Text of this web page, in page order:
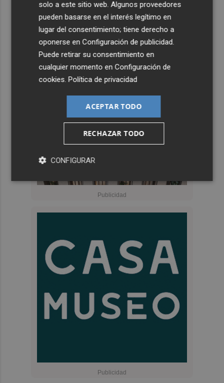
solo a este sitio web. Algunos proveedores
pueden basarse en el interés legítimo en
lugar del consentimiento; tiene derecho a
oponerse enConfiguración de publicidad.
Puede retirar su consentimiento en
cualquier momento enConfiguración de
cookies.Política de privacidad
ACEPTAR TODO
RECHAZAR TODO
CONFIGURAR